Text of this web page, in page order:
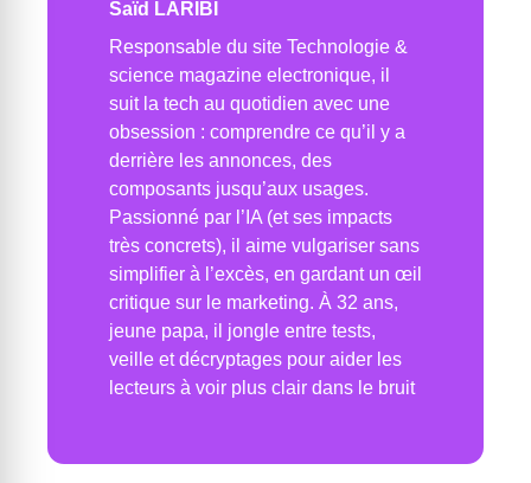
Saïd LARIBI
Responsable du site Technologie &
science magazine electronique, il
suit la tech au quotidien avec une
obsession : comprendre ce qu’il y a
derrière les annonces, des
composants jusqu’aux usages.
Passionné par l’IA (et ses impacts
très concrets), il aime vulgariser sans
simplifier à l’excès, en gardant un œil
critique sur le marketing. À 32 ans,
jeune papa, il jongle entre tests,
veille et décryptages pour aider les
lecteurs à voir plus clair dans le bruit